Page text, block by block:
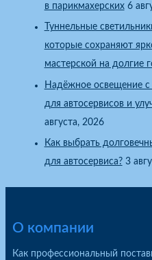
в парикмахерских 6
Туннельные
которые сохраняют
мастерской на долгие
Надёжное освещение
для автосервисов и
августа, 2026
Как выбрать
для автосервиса? 3
О компании
Как профессиональный